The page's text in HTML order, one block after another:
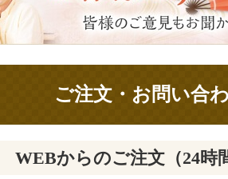
ご注文・お問い合
WEBからのご注文（24時